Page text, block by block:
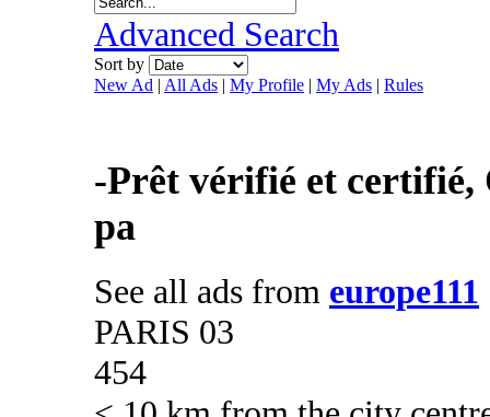
Advanced Search
Sort by
New Ad | All Ads | My Profile | My Ads | Rules
-Prêt vérifié et certifié,
pa
See all ads from europe111
PARIS 03
454